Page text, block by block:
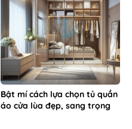
Bật mí cách lựa chọn tủ quần
áo cửa lùa đẹp, sang trọng